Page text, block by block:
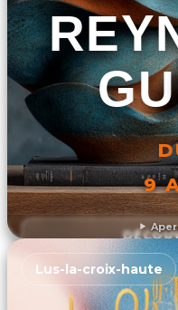
9
Lus-la-croix-haute